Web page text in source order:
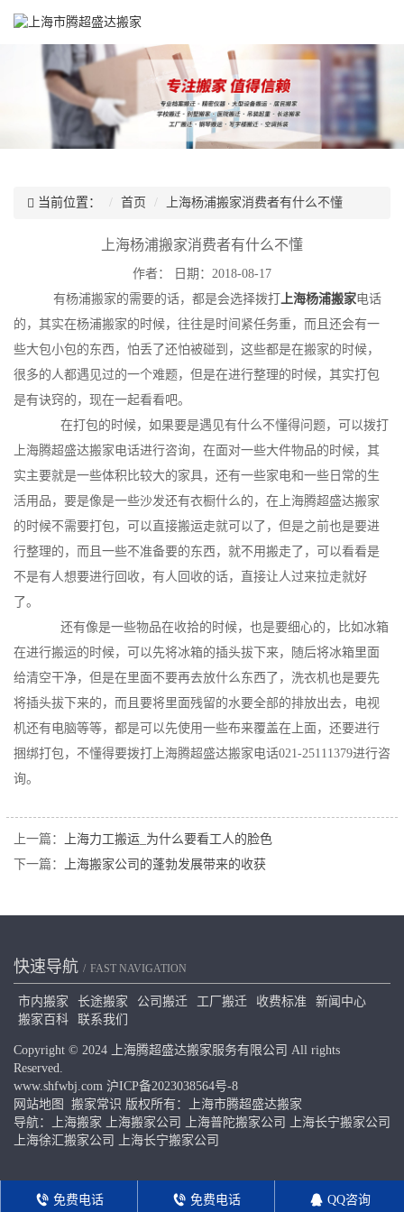
当前位置： 首页 上海杨浦搬家消费者有什么不懂
上海杨浦搬家消费者有什么不懂
作者：
日期：2018-08-17
有杨浦搬家的需要的话，都是会选择拨打 上海杨浦搬家电话
的，其实在杨浦搬家的时候，往往是时间紧任务重，而且还会有一
些大包小包的东西，怕丢了还怕被碰到，这些都是在搬家的时候，
很多的人都遇见过的一个难题，但是在进行整理的时候，其实打包
是有诀窍的，现在一起看看吧。
在打包的时候，如果要是遇见有什么不懂得问题，可以拨打
上海腾超盛达搬家电话进行咨询，在面对一些大件物品的时候，其
实主要就是一些体积比较大的家具，还有一些家电和一些日常的生
活用品，要是像是一些沙发还有衣橱什么的，在上海腾超盛达搬家
的时候不需要打包，可以直接搬运走就可以了，但是之前也是要进
行整理的，而且一些不准备要的东西，就不用搬走了，可以看看是
不是有人想要进行回收，有人回收的话，直接让人过来拉走就好
了。
还有像是一些物品在收拾的时候，也是要细心的，比如冰箱
在进行搬运的时候，可以先将冰箱的插头拔下来，随后将冰箱里面
给清空干净，但是在里面不要再去放什么东西了，洗衣机也是要先
将插头拔下来的，而且要将里面残留的水要全部的排放出去，电视
机还有电脑等等，都是可以先使用一些布来覆盖在上面，还要进行
捆绑打包，不懂得要拨打上海腾超盛达搬家电话021-25111379进行咨
询。
上一篇：
上海力工搬运_为什么要看工人的脸色
下一篇：
上海搬家公司的蓬勃发展带来的收获
快速导航 FAST NAVIGATION
市内搬家 长途搬家 公司搬迁 工厂搬迁 收费标准
新闻中心
搬家百科
联系我们
Copyright © 2024 上海腾超盛达搬家服务有限公司 All rights
Reserved.
www.shfwbj.com 沪ICP备2023038564号-8
网站地图
搬家常识 版权所有：上海市腾超盛达搬家
导航：
上海搬家 上海搬家公司 上海普陀搬家公司
上海长宁搬家公司
上海徐汇搬家公司
上海长宁搬家公司
免费电话 免费电话 QQ咨询